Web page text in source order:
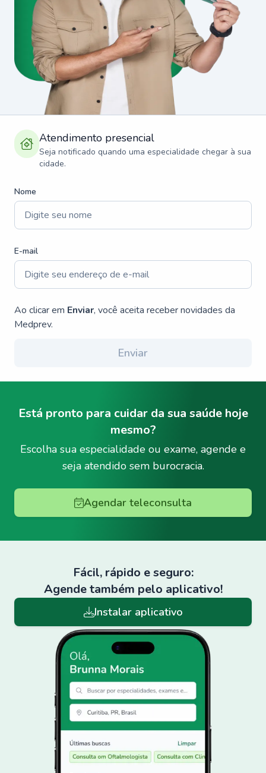
Atendimento presencial
Seja notificado quando uma especialidade chegar à sua
cidade.
Nome
E-mail
Ao clicar em Enviar, você aceita receber novidades da
Medprev.
Enviar
Está pronto para cuidar da sua saúde hoje
mesmo?
Escolha sua especialidade ou exame, agende e
seja atendido sem burocracia.
Agendar teleconsulta
Fácil, rápido e seguro:
Agende também pelo aplicativo!
Instalar aplicativo